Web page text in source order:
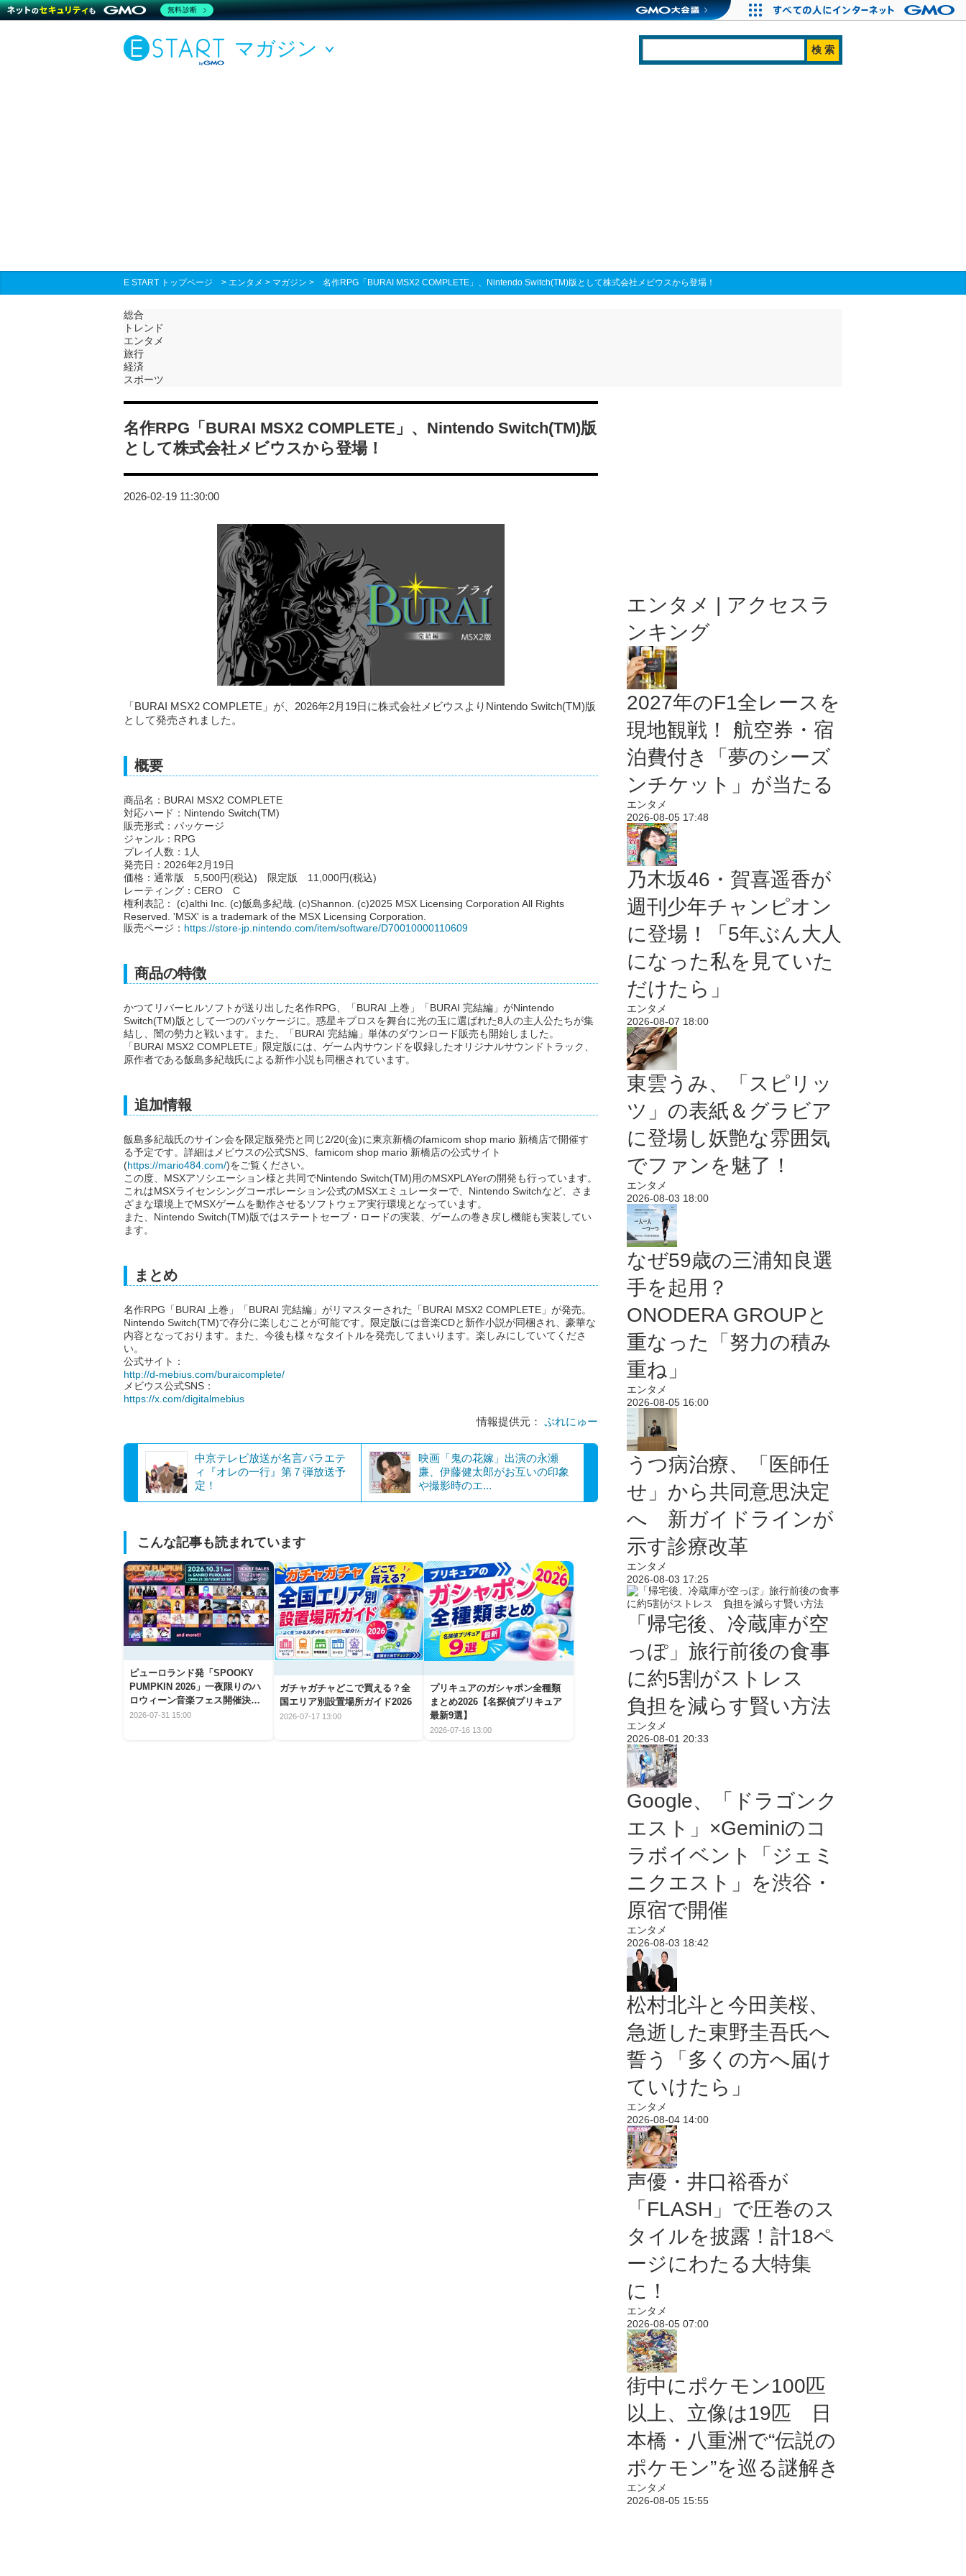
マガジン
E START トップページ > エンタメ > マガジン > 名作RPG「BURAI MSX2 COMPLETE」、Nintendo Switch(TM)版として株式会社メビウスから登場！
総合
トレンド
エンタメ
旅行
経済
スポーツ
名作RPG「BURAI MSX2 COMPLETE」、Nintendo Switch(TM)版
として株式会社メビウスから登場！
2026-02-19 11:30:00
「BURAI MSX2 COMPLETE」が、2026年2月19日に株式会社メビウスよりNintendo Switch(TM)版
として発売されました。
概要
商品名：BURAI MSX2 COMPLETE
対応ハード：Nintendo Switch(TM)
販売形式：パッケージ
ジャンル：RPG
プレイ人数：1人
発売日：2026年2月19日
価格：通常版 5,500円(税込) 限定版 11,000円(税込)
レーティング：CERO C
権利表記： (c)althi Inc. (c)飯島多紀哉. (c)Shannon. (c)2025 MSX Licensing Corporation All Rights
Reserved. 'MSX' is a trademark of the MSX Licensing Corporation.
販売ページ： https://store-jp.nintendo.com/item/software/D70010000110609
商品の特徴
かつてリバーヒルソフトが送り出した名作RPG、「BURAI 上巻」「BURAI 完結編」がNintendo
Switch(TM)版として一つのパッケージに。惑星キプロスを舞台に光の玉に選ばれた8人の主人公たちが集
結し、闇の勢力と戦います。また、「BURAI 完結編」単体のダウンロード販売も開始しました。
「BURAI MSX2 COMPLETE」限定版には、ゲーム内サウンドを収録したオリジナルサウンドトラック、
原作者である飯島多紀哉氏による新作小説も同梱されています。
追加情報
飯島多紀哉氏のサイン会を限定版発売と同じ2/20(金)に東京新橋のfamicom shop mario 新橋店で開催す
る予定です。詳細はメビウスの公式SNS、famicom shop mario 新橋店の公式サイト
(https://mario484.com/)をご覧ください。
この度、MSXアソシエーション様と共同でNintendo Switch(TM)用のMSXPLAYerの開発も行っています。
これはMSXライセンシングコーポレーション公式のMSXエミュレーターで、Nintendo Switchなど、さま
ざまな環境上でMSXゲームを動作させるソフトウェア実行環境となっています。
また、Nintendo Switch(TM)版ではステートセーブ・ロードの実装、ゲームの巻き戻し機能も実装してい
ます。
まとめ
名作RPG「BURAI 上巻」「BURAI 完結編」がリマスターされた「BURAI MSX2 COMPLETE」が発売。
Nintendo Switch(TM)で存分に楽しむことが可能です。限定版には音楽CDと新作小説が同梱され、豪華な
内容となっております。また、今後も様々なタイトルを発売してまいります。楽しみにしていてくださ
い。
公式サイト：
http://d-mebius.com/buraicomplete/
メビウス公式SNS：
https://x.com/digitalmebius
情報提供元： ぷれにゅー
中京テレビ放送が名言バラエテ
ィ『オレの一行』第７弾放送予
定！
映画「鬼の花嫁」出演の永瀬
廉、伊藤健太郎がお互いの印象
や撮影時のエ...
こんな記事も読まれています
ピューロランド発「SPOOKY
PUMPKIN 2026」一夜限りのハ
ロウィーン音楽フェス開催決
定！
2026-07-31 15:00
ガチャガチャどこで買える？全
国エリア別設置場所ガイド2026
2026-07-17 13:00
プリキュアのガシャポン全種類
まとめ2026【名探偵プリキュア
最新9選】
2026-07-16 13:00
エンタメ | アクセスラ
ンキング
2027年のF1全レースを
現地観戦！ 航空券・宿
泊費付き「夢のシーズ
ンチケット」が当たる
エンタメ
2026-08-05 17:48
乃木坂46・賀喜遥香が
週刊少年チャンピオン
に登場！「5年ぶん大人
になった私を見ていた
だけたら」
エンタメ
2026-08-07 18:00
東雲うみ、「スピリッ
ツ」の表紙＆グラビア
に登場し妖艶な雰囲気
でファンを魅了！
エンタメ
2026-08-03 18:00
なぜ59歳の三浦知良選
手を起用？
ONODERA GROUPと
重なった「努力の積み
重ね」
エンタメ
2026-08-05 16:00
うつ病治療、「医師任
せ」から共同意思決定
へ 新ガイドラインが
示す診療改革
エンタメ
2026-08-03 17:25
「帰宅後、冷蔵庫が空
っぽ」旅行前後の食事
に約5割がストレス
負担を減らす賢い方法
エンタメ
2026-08-01 20:33
Google、「ドラゴンク
エスト」×Geminiのコ
ラボイベント「ジェミ
ニクエスト」を渋谷・
原宿で開催
エンタメ
2026-08-03 18:42
松村北斗と今田美桜、
急逝した東野圭吾氏へ
誓う「多くの方へ届け
ていけたら」
エンタメ
2026-08-04 14:00
声優・井口裕香が
「FLASH」で圧巻のス
タイルを披露！計18ペ
ージにわたる大特集
に！
エンタメ
2026-08-05 07:00
街中にポケモン100匹
以上、立像は19匹 日
本橋・八重洲で“伝説の
ポケモン”を巡る謎解き
エンタメ
2026-08-05 15:55
無料診断